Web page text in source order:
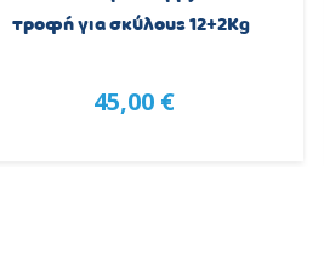
τροφή για σκύλους 12+2Kg
45,00 €